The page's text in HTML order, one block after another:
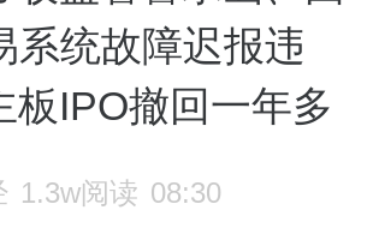
系统故障迟报违
板IPO撤回一年多
1.3w阅读 08:30